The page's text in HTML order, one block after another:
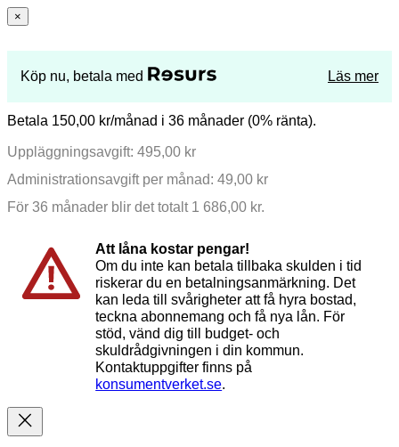
×
Köp nu, betala med Läs mer
Betala 150,00 kr/månad i 36 månader (0% ränta).
Uppläggningsavgift: 495,00 kr
Administrationsavgift per månad: 49,00 kr
För 36 månader blir det totalt 1 686,00 kr.
Att låna kostar pengar!
Om du inte kan betala tillbaka skulden i tid
riskerar du en betalningsanmärkning. Det
kan leda till svårigheter att få hyra bostad,
teckna abonnemang och få nya lån. För
stöd, vänd dig till budget- och
skuldrådgivningen i din kommun.
Kontaktuppgifter finns på
konsumentverket.se.